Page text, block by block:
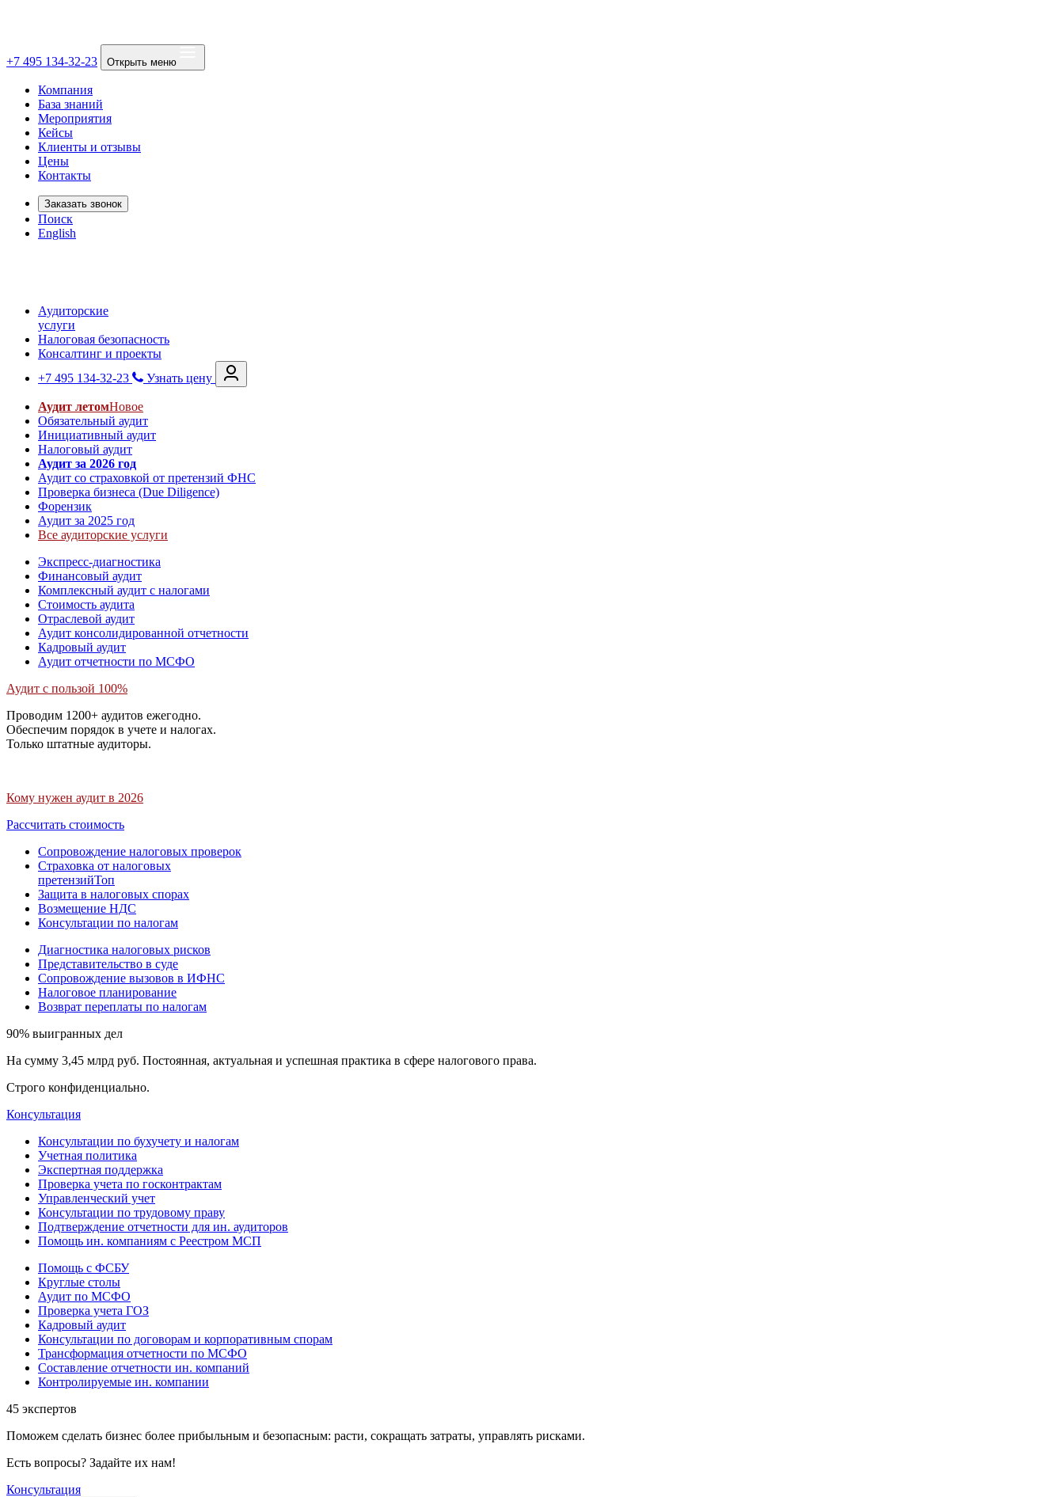
+7 495 134-32-23 Открыть меню
Компания
База знаний
Мероприятия
Кейсы
Клиенты и отзывы
Цены
Контакты
Заказать звонок
Поиск
English
Аудиторские
услуги
Налоговая безопасность
Консалтинг и проекты
+7 495 134-32-23
Узнать цену
Аудит летомНовое
Обязательный аудит
Инициативный аудит
Налоговый аудит
Аудит за 2026 год
Аудит со страховкой от претензий ФНС
Проверка бизнеса (Due Diligence)
Форензик
Аудит за 2025 год
Все аудиторские услуги
Экспресс-диагностика
Финансовый аудит
Комплексный аудит с налогами
Стоимость аудита
Отраслевой аудит
Аудит консолидированной отчетности
Кадровый аудит
Аудит отчетности по МСФО
Аудит с пользой 100%
Проводим 1200+ аудитов ежегодно.
Обеспечим порядок в учете и налогах.
Только штатные аудиторы.
Кому нужен аудит в 2026
Рассчитать стоимость
Сопровождение налоговых проверок
Страховка от налоговых
претензийТоп
Защита в налоговых спорах
Возмещение НДС
Консультации по налогам
Диагностика налоговых рисков
Представительство в суде
Сопровождение вызовов в ИФНС
Налоговое планирование
Возврат переплаты по налогам
90% выигранных дел
На сумму 3,45 млрд руб. Постоянная, актуальная и успешная практика в сфере налогового права.
Строго конфиденциально.
Консультация
Консультации по бухучету и налогам
Учетная политика
Экспертная поддержка
Проверка учета по госконтрактам
Управленческий учет
Консультации по трудовому праву
Подтверждение отчетности для ин. аудиторов
Помощь ин. компаниям с Реестром МСП
Помощь с ФСБУ
Круглые столы
Аудит по МСФО
Проверка учета ГОЗ
Кадровый аудит
Консультации по договорам и корпоративным спорам
Трансформация отчетности по МСФО
Составление отчетности ин. компаний
Контролируемые ин. компании
45 экспертов
Поможем сделать бизнес более прибыльным и безопасным: расти, cокращать затраты, управлять рисками.
Есть вопросы? Задайте их нам!
Консультация